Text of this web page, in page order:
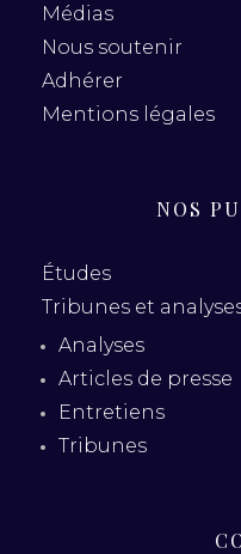
Médias
Nous soutenir
Adhérer
Mentions légales
NOS
Études
Tribunes et
Analyses
Articles de presse
Entretiens
Tribunes